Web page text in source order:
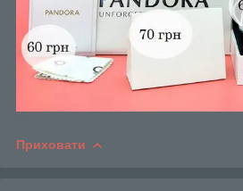
Приховати